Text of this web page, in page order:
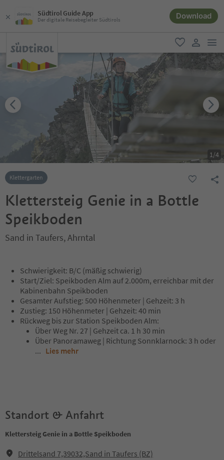
Südtirol Guide App
Der digitale Reisebegleiter Südtirols Download
favorit
user link
1/4
Klettergarten
Klettersteig Genie in a Bottle
Speikboden
Sand in Taufers, Ahrntal
Schwierigkeit: B/C (mäßig schwierig)
Start/Ziel: Speikboden Alm auf 2.000m, erreichbar mit der
Kabinenbahn Speikboden
Gesamter Aufstieg: 500 Höhenmeter | Gehzeit: 3 h
Zustieg: 150 Höhenmeter | Gehzeit: 40 min
Rückweg bis zur Station Speikboden Alm:
Über Weg Nr. 27 | Gehzeit ca. 1 h 30 min
Über Panoramaweg | Richtung Sonnklarnock: 3 h oder
... Lies mehr
Standort & Anfahrt
Klettersteig Genie in a Bottle Speikboden
Drittelsand 7,39032,Sand in Taufers (BZ)